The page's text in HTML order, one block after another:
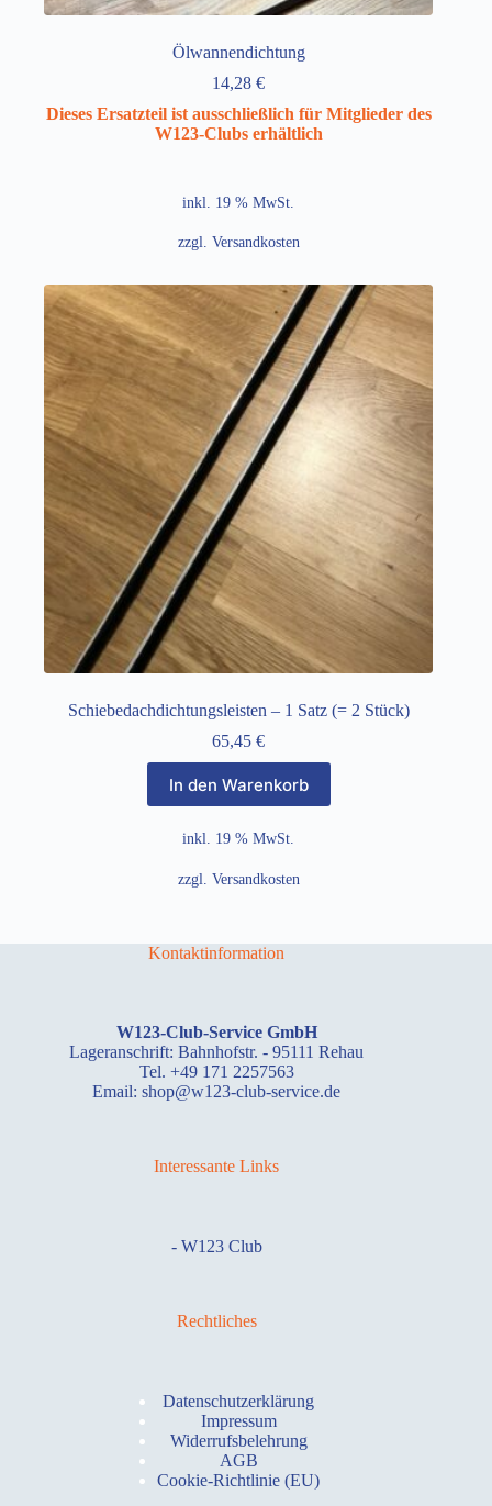
Ölwannendichtung
14,28€
Dieses Ersatzteil ist ausschließlich für Mitglieder des
W123-Clubs erhältlich
inkl. 19 % MwSt.
zzgl. Versandkosten
Schiebedachdichtungsleisten – 1 Satz (= 2 Stück)
65,45€
In den Warenkorb
inkl. 19 % MwSt.
zzgl. Versandkosten
Kontaktinformation
W123-Club-Service GmbH
Lageranschrift: Bahnhofstr. - 95111 Rehau
Tel. +49 171 2257563
Email: shop@w123-club-service.de
Interessante Links
- W123 Club
Rechtliches
Datenschutzerklärung
Impressum
Widerrufsbelehrung
AGB
Cookie-Richtlinie (EU)